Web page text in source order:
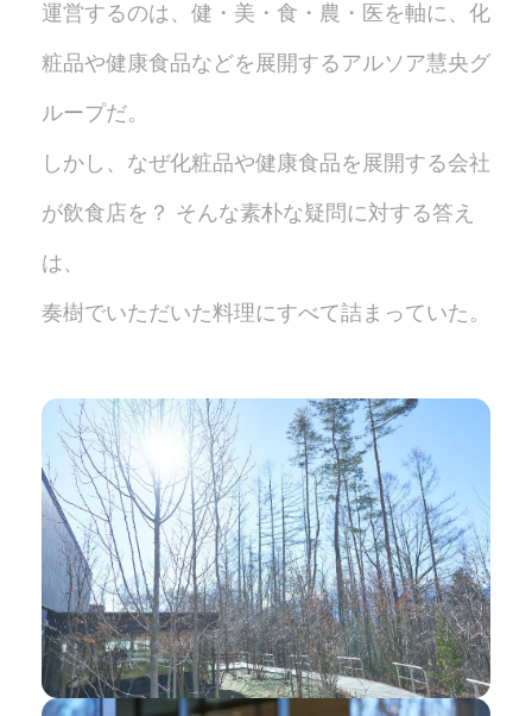
運営するのは、健・美・食・農・医を軸に、化
粧品や健康食品などを展開するアルソア慧央グ
ループだ。
しかし、なぜ化粧品や健康食品を展開する会社
が飲食店を？ そんな素朴な疑問に対する答え
は、
奏樹でいただいた料理にすべて詰まっていた。